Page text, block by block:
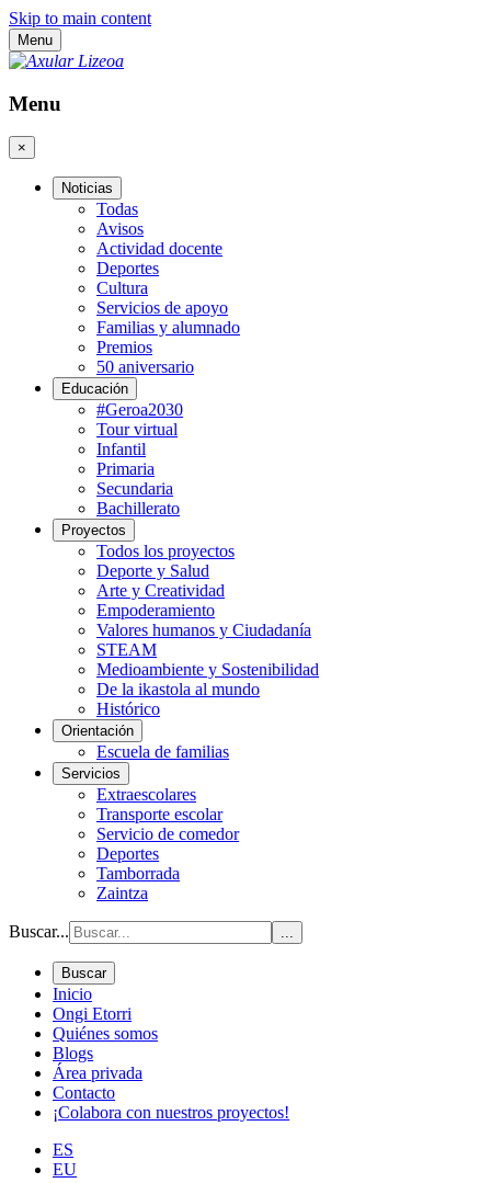
Skip to main content
Menu
Menu
×
Noticias
Todas
Avisos
Actividad docente
Deportes
Cultura
Servicios de apoyo
Familias y alumnado
Premios
50 aniversario
Educación
#Geroa2030
Tour virtual
Infantil
Primaria
Secundaria
Bachillerato
Proyectos
Todos los proyectos
Deporte y Salud
Arte y Creatividad
Empoderamiento
Valores humanos y Ciudadanía
STEAM
Medioambiente y Sostenibilidad
De la ikastola al mundo
Histórico
Orientación
Escuela de familias
Servicios
Extraescolares
Transporte escolar
Servicio de comedor
Deportes
Tamborrada
Zaintza
Buscar... ...
Buscar
Inicio
Ongi Etorri
Quiénes somos
Blogs
Área privada
Contacto
¡Colabora con nuestros proyectos!
ES
EU